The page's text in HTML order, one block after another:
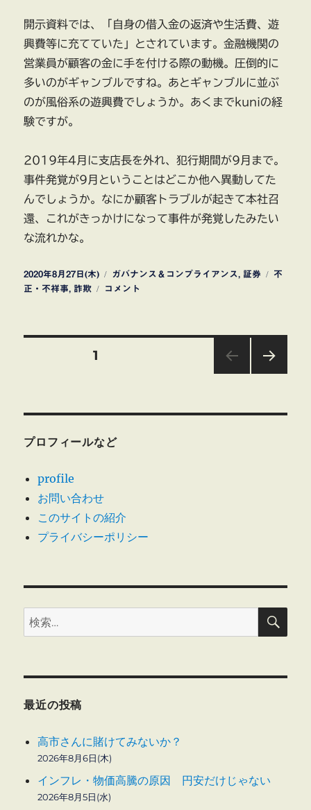
開示資料では、「自身の借入金の返済や生活費、遊
興費等に充てていた」とされています。金融機関の
営業員が顧客の金に手を付ける際の動機。圧倒的に
多いのがギャンブルですね。あとギャンブルに並ぶ
のが風俗系の遊興費でしょうか。あくまでkuniの経
験ですが。
2019年4月に支店長を外れ、犯行期間が9月まで。
事件発覚が9月ということはどこか他へ異動してた
んでしょうか。なにか顧客トラブルが起きて本社召
還、これがきっかけになって事件が発覚したみたい
な流れかな。
投
稿
2020年8月27日(木)
カ
テ
ガバナンス＆コンプライアンス, 証券
タ
不
正・不祥事, 詐欺
い
詐
逮
捕
コメント
の
ー
ジ
り
固定ページ1
プロフィールなど
profile
お問い合わせ
このサイトの紹介
プライバシーポリシー
検
索:
検
最近の投稿
高市さんに賭けてみないか？
2026年8月6日(木)
インフレ・物価高騰の原因 円安だけじゃない
2026年8月5日(水)